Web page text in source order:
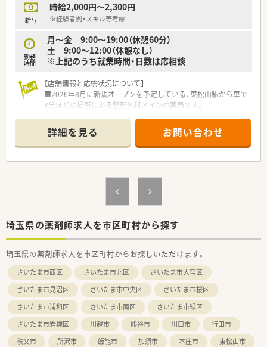
給与
時給2,000円～2,300円
※経験者例・スキル等考慮
勤務
時間
月～金 9:00～19:00（休憩60分）
土 9:00～12:00（休憩なし）
※上記のうち就業時間・日数は応相談
【店舗情報と応需状況について】
■2026年8月に新規オープンを予定している、東松山駅から車で
8分ほどの場所にある整形外科メインの薬局です。
い知識をじっくりと深めることができる環境です。
■新規開局のため、設備も新しく綺麗な職場で、一から理想の店
舗作りに関わることができる貴重な求人案件です。
■埼玉県を中心に20店舗以上の調剤薬局を運営し、ドクターコ
ンサルやEC事業など多角的な事業を展開しています。
■職員全員が一つのチームとなって働くことを大切にしており、
詳細を見る お問い合わせ
埼玉県の薬剤師求人を市区町村から探す
埼玉県の薬剤師求人を市区町村からお探しいただけます。
さいたま市西区 さいたま市北区
さいたま市大宮区
さいたま市見沼区
さいたま市中央区
さいたま市桜区
さいたま市浦和区
さいたま市南区
さいたま市緑区
さいたま市岩槻区
川越市 熊谷市 川口市
行田市
秩父市
所沢市 飯能市 加須市 本庄市
東松山市